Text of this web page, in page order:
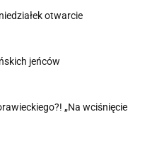
otwarcie
jeńców
„Na wciśnięcie